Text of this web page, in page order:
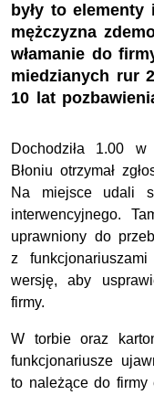
były to
mężczyzna
włamanie do
miedzianych rur
10 lat
Dochodziła 1.00
Błoniu otrzymał
Na miejsce udali
interwencyjnego.
uprawniony do
z
wersję, aby
firmy.
W torbie oraz
funkcjonariusze
to należące do firmy